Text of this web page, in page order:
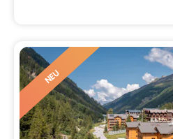
NEU